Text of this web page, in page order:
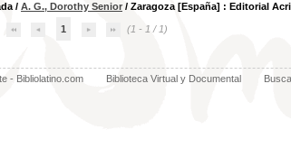
/ A. G., Dorothy Senior / Zaragoza [España] : Editorial
1 (1 - 1 / 1)
- Bibliolatino.com Biblioteca Virtual y Documental